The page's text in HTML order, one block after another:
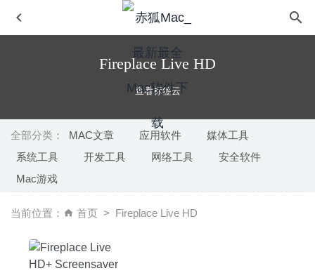
Fireplace Live HD
查看标签云
全部分类： MAC文章 应用软件
媒体工具
系统工具
开发工具 网络工具
安全软件
Mac游戏
当前位置： 首页 Fireplace Live HD
08-19
Earth 3D 8.2.0-3D地球模拟软件 2026-02-23
07-28
Parallels Desktop 19.1.0 中文完美激活版 – 最好用的虚拟